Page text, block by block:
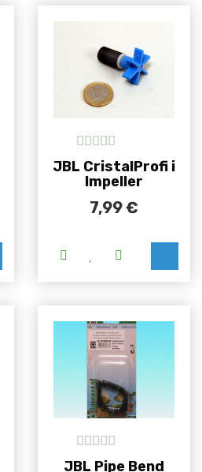
out of 5
JBL CristalProfi i
Impeller
7,99€
5out of 5
JBL Pipe Bend